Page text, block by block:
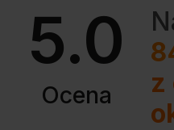
5.0
Ocena
z